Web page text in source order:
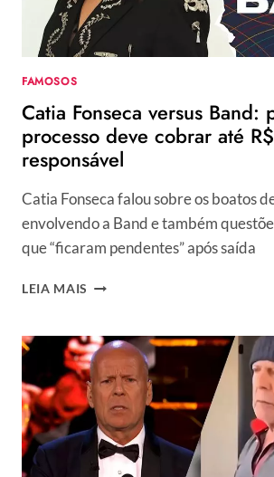
PÚBLICO
FAMOSOS
Catia Fonseca versus Band:
processo deve cobrar até
responsável
Catia Fonseca falou sobre os boatos
envolvendo a Band e também
que “ficaram pendentes” após saída
LEIA MAIS CATIA
BAND:
POSSÍVEL
PROCESSO
DEVE
COBRAR
ATÉ
R$